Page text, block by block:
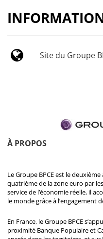
Site du Groupe
À PROPOS
Le Groupe BPCE est le
quatrième de la zone euro par
service de l’économie réelle, il
le monde grâce à l’engagement
En France, le Groupe BPCE
proximité Banque Populaire et